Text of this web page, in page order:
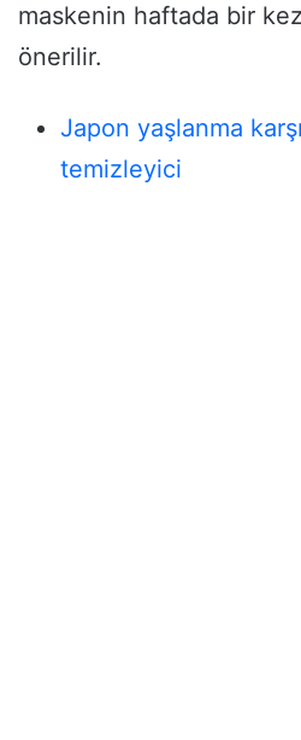
maskenin haftada bir
önerilir.
Japon yaşlanma
temizleyici